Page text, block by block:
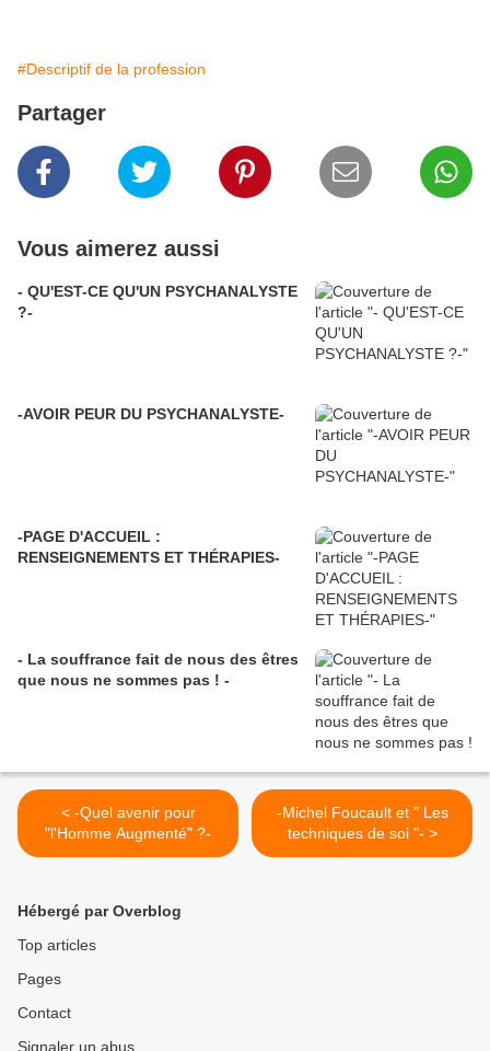
#Descriptif de la profession
Partager
Vous aimerez aussi
- QU'EST-CE QU'UN PSYCHANALYSTE
?-
-AVOIR PEUR DU PSYCHANALYSTE-
-PAGE D'ACCUEIL :
RENSEIGNEMENTS ET THÉRAPIES-
- La souffrance fait de nous des êtres
que nous ne sommes pas ! -
< -Quel avenir pour
"l'Homme Augmenté" ?-
-Michel Foucault et " Les
techniques de soi "- >
Hébergé par Overblog
Top articles
Pages
Contact
Signaler un abus